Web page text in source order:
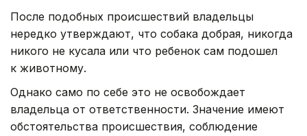
После подобных происшествий владельцы
нередко утверждают, что собака добрая, никогда
никого не кусала или что ребенок сам подошел
к животному.
Однако само по себе это не освобождает
владельца от ответственности. Значение имеют
обстоятельства происшествия, соблюдение